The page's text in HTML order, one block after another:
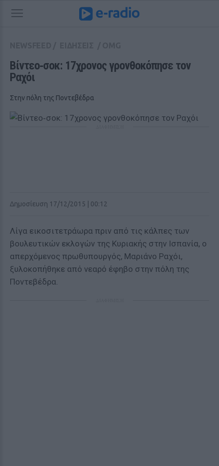
Βίντεο‑σοκ: 17χρονος γρονθοκόπησε τον
Ραχόι
Στην πόλη της Ποντεβέδρα
Δημοσίευση 17/12/2015 | 00:12
Λίγα εικοσιτετράωρα πριν από τις κάλπες των
βουλευτικών εκλογών της Κυριακής στην Ισπανία, ο
απερχόμενος πρωθυπουργός, Μαριάνο Ραχόι,
ξυλοκοπήθηκε από νεαρό έφηβο στην πόλη της
Ποντεβέδρα.